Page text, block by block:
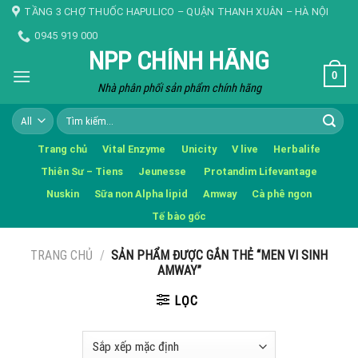
Skip TẦNG 3 CHỢ THUỐC HAPULICO – QUẬN THANH XUÂN – HÀ NỘI
0945 919 000
NPP CHÍNH HÃNG
Nhà phân phối sản phẩm chính hãng
0
Tìm
kiếm:
Trang chủ Vital Enzyme Unicity V live
Herbalife
Thiên Sư – Tiens
Jeunesse
Protandim Lifevantage
Nuskin
Sữa non Alpha lipid Amway
Cà phê ngon
Tế bào gốc
TRANG CHỦ / SẢN PHẨM ĐƯỢC GẮN THẺ “MEN VI SINH
AMWAY”
LỌC